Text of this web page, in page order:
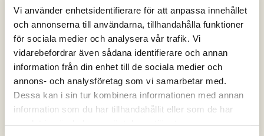
Vi använder enhetsidentifierare för att anpassa innehållet
och annonserna till användarna, tillhandahålla funktioner
för sociala medier och analysera vår trafik. Vi
vidarebefordrar även sådana identifierare och annan
information från din enhet till de sociala medier och
annons- och analysföretag som vi samarbetar med.
Dessa kan i sin tur kombinera informationen med annan
information som du har tillhandahållit eller som de har
Karolina vårdar naturen i Unesco
Biosfärområde Vänerskärgården
med Kinnekulle